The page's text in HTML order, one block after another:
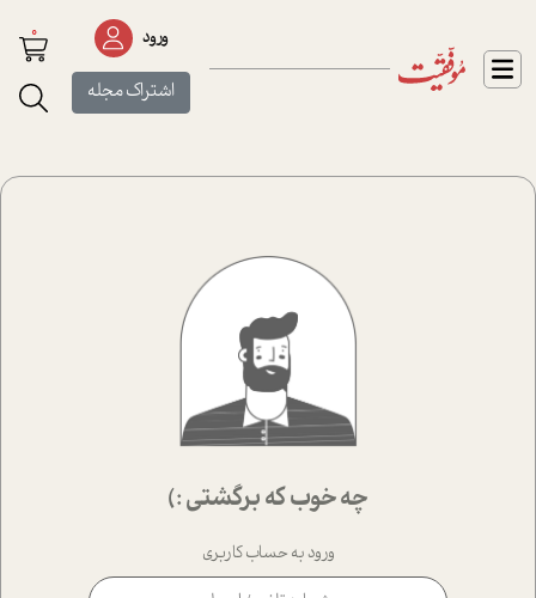
ورود
اشتراک مجله
0
چه خوب که برگشتی :)
ورود به حساب کاربری